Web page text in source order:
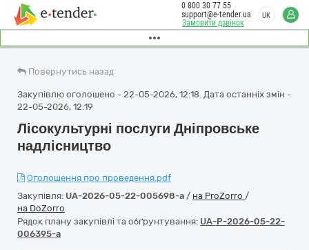
Замовити дзвінок
0 800 30 77 55
support@e-tender.ua
UK
Повернутись назад
Закупівлю оголошено - 22-05-2026, 12:18. Дата останніх змін -
22-05-2026, 12:19
Лісокультурні послуги Дніпровське
надлісництво
Оголошення про проведення.pdf
Закупівля: UA-2026-05-22-005698-a / на ProZorro /
на DoZorro
Рядок плану закупівлі та обґрунтування: UA-P-2026-05-22-
006395-a